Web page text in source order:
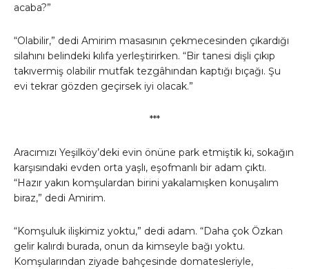
acaba?”
“Olabilir,” dedi Amirim masasının çekmecesinden çıkardığı
silahını belindeki kılıfa yerleştirirken. “Bir tanesi dişli çıkıp
takıvermiş olabilir mutfak tezgâhından kaptığı bıçağı. Şu
evi tekrar gözden geçirsek iyi olacak.”
***
Aracımızı Yeşilköy’deki evin önüne park etmiştik ki, sokağın
karşısındaki evden orta yaşlı, eşofmanlı bir adam çıktı.
“Hazır yakın komşulardan birini yakalamışken konuşalım
biraz,” dedi Amirim.
“Komşuluk ilişkimiz yoktu,” dedi adam. “Daha çok Özkan
gelir kalırdı burada, onun da kimseyle bağı yoktu.
Komşularından ziyade bahçesinde domatesleriyle,